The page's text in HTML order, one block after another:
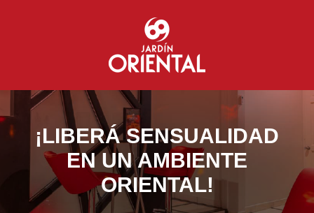
¡LIBERÁ SENSUALIDAD
EN UN AMBIENTE
ORIENTAL!